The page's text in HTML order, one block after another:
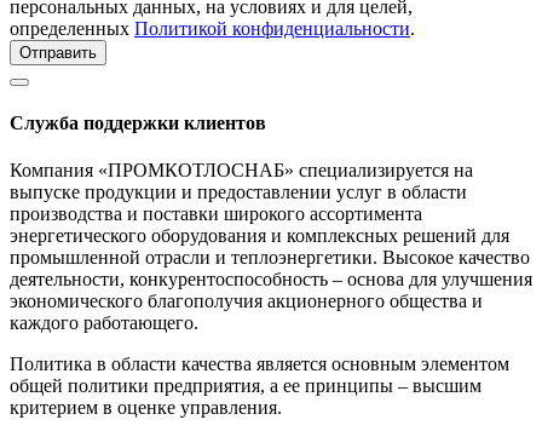
персональных данных, на условиях и для целей,
определенных Политикой конфиденциальности.
Отправить
Служба поддержки клиентов
Компания «ПРОМКОТЛОСНАБ» специализируется на
выпуске продукции и предоставлении услуг в области
производства и поставки широкого ассортимента
энергетического оборудования и комплексных решений для
промышленной отрасли и теплоэнергетики. Высокое качество
деятельности, конкурентоспособность – основа для улучшения
экономического благополучия акционерного общества и
каждого работающего.
Политика в области качества является основным элементом
общей политики предприятия, а ее принципы – высшим
критерием в оценке управления.